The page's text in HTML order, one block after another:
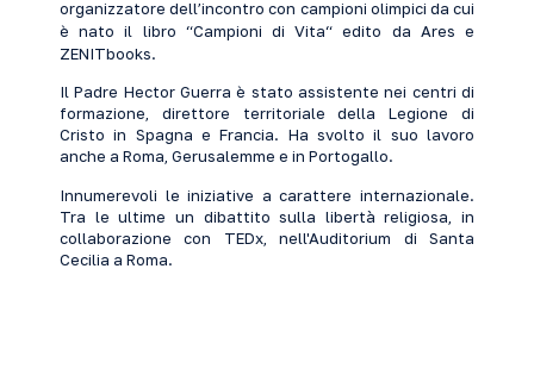
organizzatore dell’incontro con campioni olimpici da cui
è nato il libro “Campioni di Vita“ edito da Ares e
ZENITbooks.
Il Padre Hector Guerra è stato assistente nei centri di
formazione, direttore territoriale della Legione di
Cristo in Spagna e Francia. Ha svolto il suo lavoro
anche a Roma, Gerusalemme e in Portogallo.
Innumerevoli le iniziative a carattere internazionale.
Tra le ultime un dibattito sulla libertà religiosa, in
collaborazione con TEDx, nell'Auditorium di Santa
Cecilia a Roma.